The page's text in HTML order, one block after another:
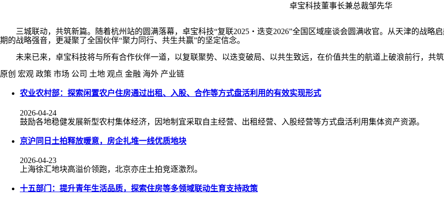
卓宝科技董事长兼总裁邹先华
三城联动，共筑新篇。随着杭州站的圆满落幕，卓宝科技“复联2025・迭变2026”全国区域座谈会圆满收官。从天津的战略
期的战略强音，更凝聚了全国伙伴“聚力同行、共生共赢”的坚定信念。
未来已来，卓宝科技将与所有合作伙伴一道，以复联聚势、以迭变破局、以共生致远，在价值共生的航道上破浪前行，共筑
原创 宏观 政策 市场 公司 土地 观点 金融 海外 产业链
农业农村部：探索闲置农户住房通过出租、入股、合作等方式盘活利用的有效实现形式
2026-04-24
鼓励各地稳健发展新型农村集体经济，因地制宜采取自主经营、出租经营、入股经营等方式盘活利用集体资产资源。
京沪同日土拍释放暖意，房企扎堆一线优质地块
2026-04-23
上海徐汇地块高溢价领跑，北京亦庄土拍竞逐激烈。
十五部门：提升青年生活品质，探索住房等多领域联动生育支持政策